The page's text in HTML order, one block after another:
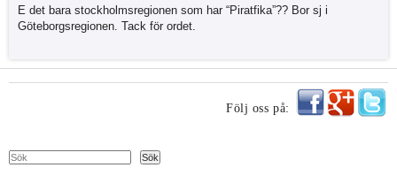
E det bara stockholmsregionen som har “Piratfika”?? Bor sj i
Göteborgsregionen. Tack för ordet.
Följ oss på:
Search Sök